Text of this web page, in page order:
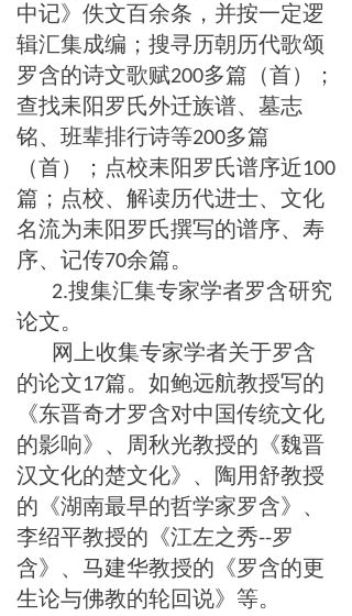
中记》佚文百余条，并按一定逻
辑汇集成编；搜寻历朝历代歌颂
罗含的诗文歌赋200多篇（首）；
查找耒阳罗氏外迁族谱、墓志
铭、班辈排行诗等200多篇
（首）；点校耒阳罗氏谱序近100
篇；点校、解读历代进士、文化
名流为耒阳罗氏撰写的谱序、寿
序、记传70余篇。
2.搜集汇集专家学者罗含研究
论文。
网上收集专家学者关于罗含
的论文17篇。如鲍远航教授写的
《东晋奇才罗含对中国传统文化
的影响》、周秋光教授的《魏晋
汉文化的楚文化》、陶用舒教授
的《湖南最早的哲学家罗含》、
李绍平教授的《江左之秀--罗
含》、马建华教授的《罗含的更
生论与佛教的轮回说》等。